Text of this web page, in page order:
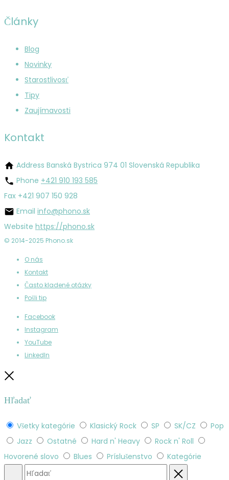
Články
Blog
Novinky
Starostlivosť
Tipy
Zaujímavosti
Kontakt
Address Banská Bystrica 974 01 Slovenská Republika
Phone +421 910 193 585
Fax +421 907 150 928
Email info@phono.sk
Website https://phono.sk
© 2014-2025 Phono.sk
O nás
Kontakt
Často kladené otázky
Pošli tip
Facebook
Instagram
YouTube
LinkedIn
Hľadať
Všetky kategórie Klasický Rock SP SK/CZ
Pop
Jazz
Ostatné Hard n' Heavy
Rock n' Roll
Hovorené slovo
Blues Príslušenstvo Kategórie